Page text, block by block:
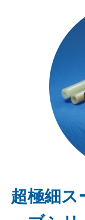
超極細ス